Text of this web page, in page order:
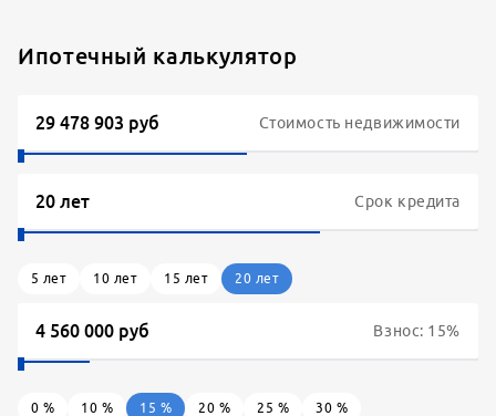
Ипотечный калькулятор
Стоимость недвижимости
Взнос: 15%
0 % 10 % 15 % 20 % 25 % 30 %
Срок кредита
5 лет 10 лет 15 лет 20 лет